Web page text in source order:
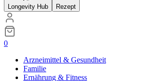
Longevity Hub Rezept
0
Arzneimittel & Gesundheit
Familie
Ernährung & Fitness